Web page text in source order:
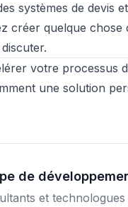
systèmes de devis
créer quelque
votre processus
une solution
de
et